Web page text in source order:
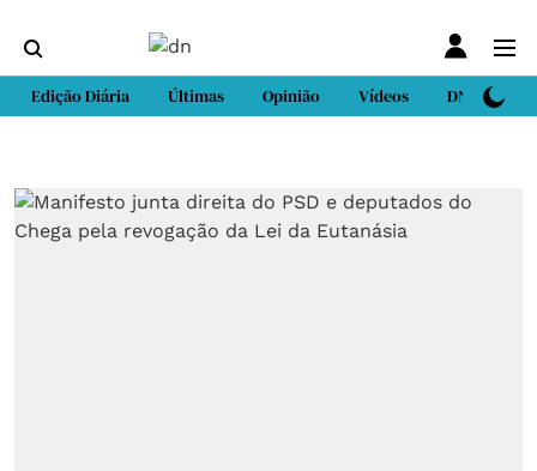
Edição Diária Últimas Opinião Vídeos DN Sport